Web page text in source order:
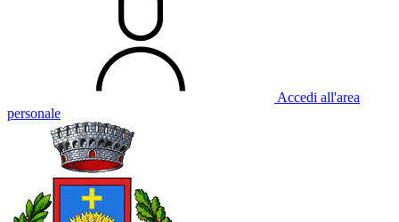
Accedi all'area
personale